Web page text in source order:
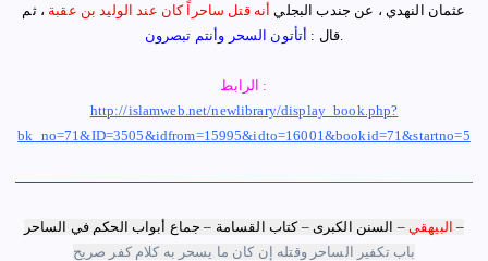
عثمان النهدي ، عن جندب البجلي أنه قتل ساحراً كان عند الوليد بن عقبة ،ثم
قال : أتأتون السحر وأنتم تبصرون
الرابط :
http://islamweb.net/newlibrary/display_book.php?
bk_no=71&ID=3505&idfrom=15995&idto=16001&bookid=71&startno=5
البيهقي – السنن الكبرى –
كتاب القسامة – جماع أبواب الحكم في الساحر –
باب تكفير الساحر وقتله إن كان ما يسحر به كلام كفر صريح